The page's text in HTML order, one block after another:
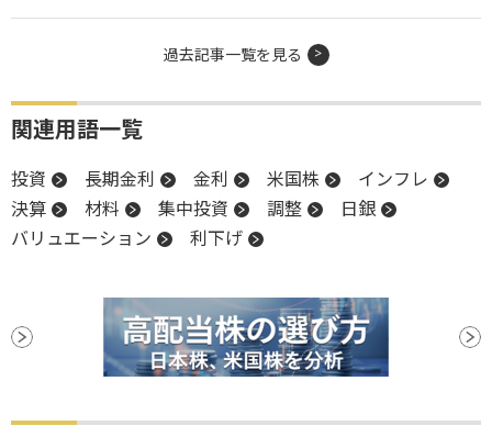
過去記事一覧を見る
関連用語一覧
投資 長期金利 金利 米国株
インフレ
決算
材料 集中投資 調整
日銀
バリュエーション
利下げ